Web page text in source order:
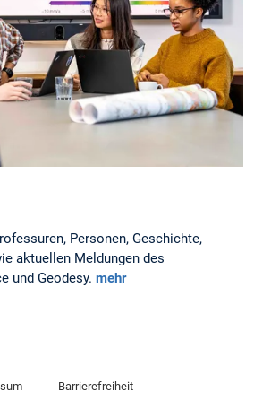
Personen, Geschichte,
aktuellen Meldungen des
und Geodesy. mehr
Barrierefreiheit